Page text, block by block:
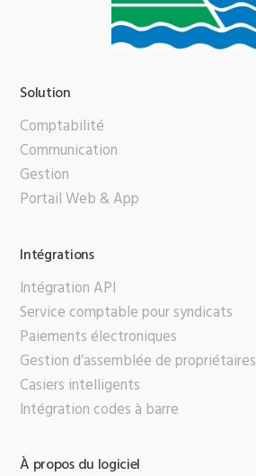
Solution
Comptabilité
Communication
Gestion
Portail Web & App
Intégrations
Intégration API
Service comptable pour syndicats
Paiements électroniques
Gestion d’assemblée de propriétaires
Casiers intelligents
Intégration codes à barre
À propos du logiciel